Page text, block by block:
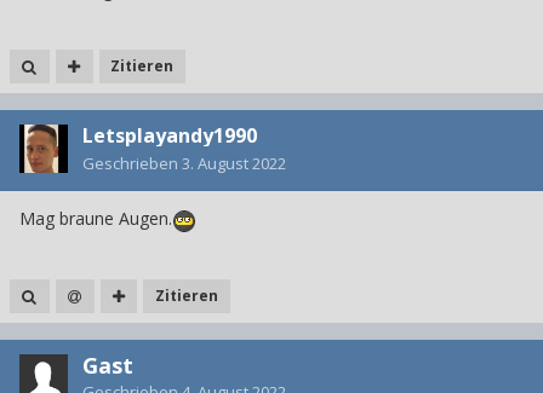
Zitieren
Letsplayandy1990
Geschrieben 3. August 2022
Mag braune Augen.
Zitieren
Gast